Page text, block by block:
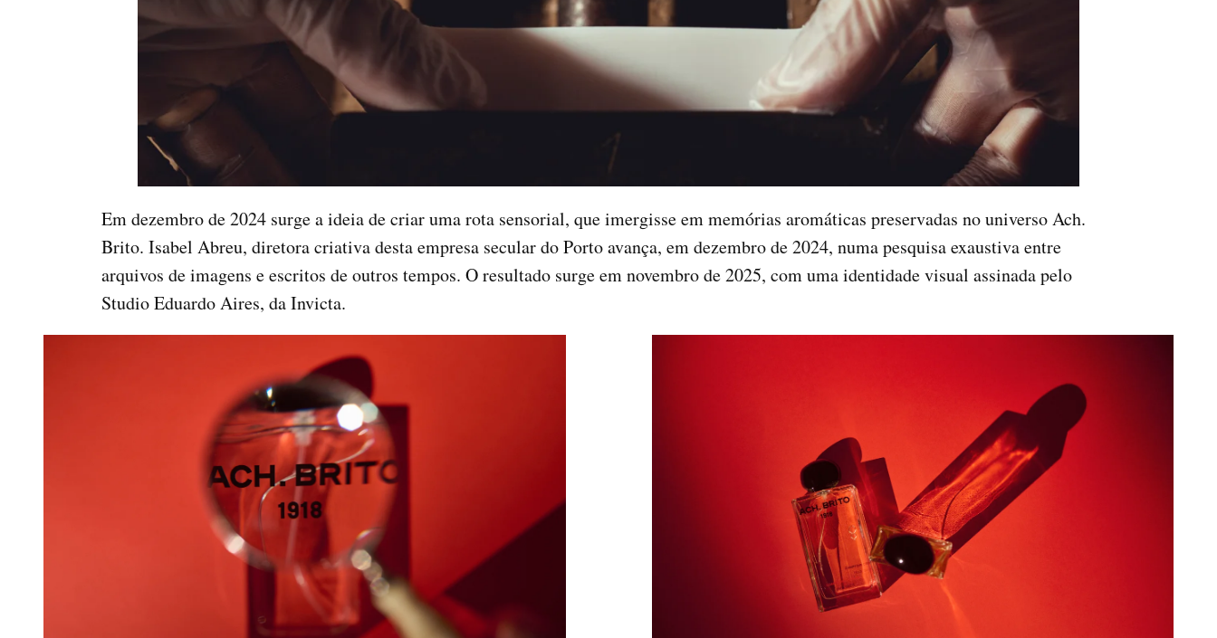
Em dezembro de 2024 surge a ideia de criar uma rota sensorial, que imergisse em memórias aromáticas preservadas no universo Ach.
Brito. Isabel Abreu, diretora criativa desta empresa secular do Porto avança, em dezembro de 2024, numa pesquisa exaustiva entre
arquivos de imagens e escritos de outros tempos. O resultado surge em novembro de 2025, com uma identidade visual assinada pelo
Studio Eduardo Aires, da Invicta.